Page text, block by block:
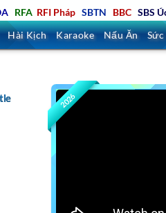
RFA RFI Pháp SBTN BBC SBS
Hài Kịch Karaoke Nấu Ăn
2026